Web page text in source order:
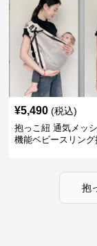
¥5,490 (税込)
抱っこ紐 通気メッ
機能ベビースリング
抱